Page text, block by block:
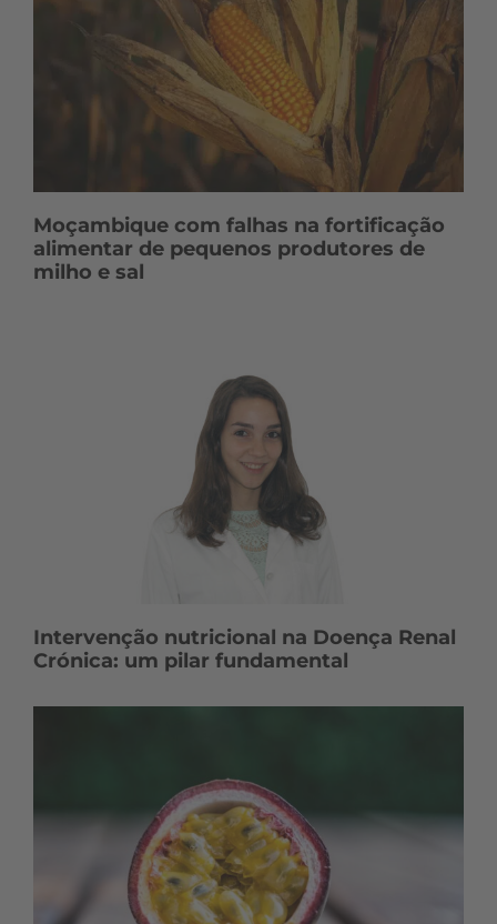
Moçambique com falhas na fortificação
alimentar de pequenos produtores de
milho e sal
Intervenção nutricional na Doença Renal
Crónica: um pilar fundamental